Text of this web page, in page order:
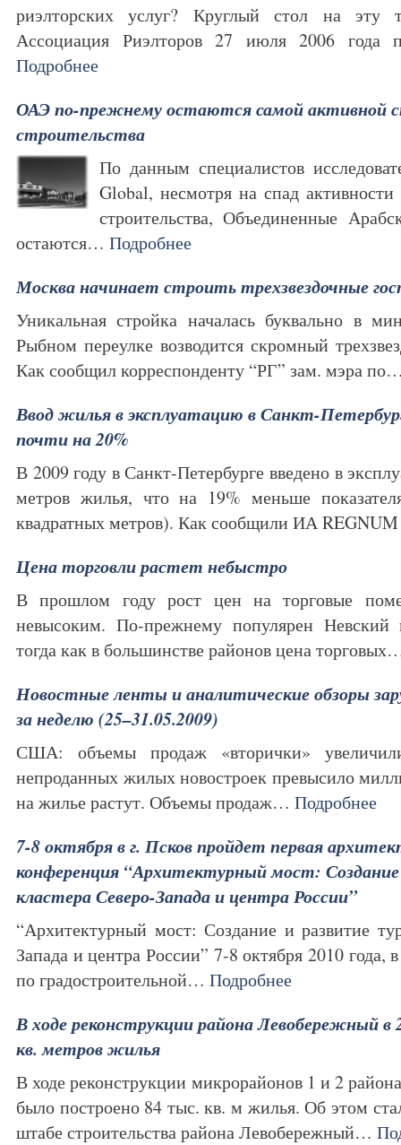
риэлторских услуг? Круглый стол на эту
Ассоциация Риэлторов 27 июля 2006 года
Подробнее
ОАЭ по-прежнему остаются самой активной
строительства
По данным специалистов
Global, несмотря на спад
строительства, Объединенные
остаются… Подробнее
Москва начинает строить трехзвездочные
Уникальная стройка началась буквально в
Рыбном переулке возводится скромный
Как сообщил корреспонденту “РГ” зам. мэра
Ввод жилья в эксплуатацию в Санкт-
почти на 20%
В 2009 году в Санкт-Петербурге введено в
метров жилья, что на 19% меньше
квадратных метров). Как сообщили ИА
Цена торговли растет небыстро
В прошлом году рост цен на торговые
невысоким. По-прежнему популярен
тогда как в большинстве районов цена
Новостные ленты и аналитические обзоры
за неделю (25–31.05.2009)
США: объемы продаж «вторички»
непроданных жилых новостроек превысило
на жилье растут. Объемы продаж… Подробнее
7-8 октября в г. Псков пройдет первая
конференция “Архитектурный мост:
кластера Северо-Запада и центра России”
“Архитектурный мост: Создание и развитие
Запада и центра России” 7-8 октября 2010 года,
по градостроительной… Подробнее
В ходе реконструкции района Левобережный в
кв. метров жилья
В ходе реконструкции микрорайонов 1 и 2
было построено 84 тыс. кв. м жилья. Об этом
штабе строительства района Левобережный…